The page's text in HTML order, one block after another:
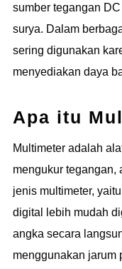
sumber tegangan
surya. Dalam
sering digunakan
menyediakan daya
Apa itu
Multimeter adalah
mengukur tegangan,
jenis multimeter,
digital lebih mudah
angka secara
menggunakan jarum